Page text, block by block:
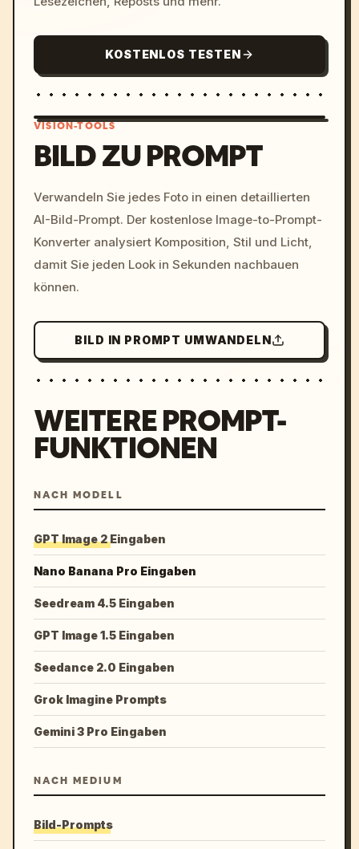
KOSTENLOS TESTEN
c, cyberpunk sunset, neon
colors, 8k --v 6.0
VISION-TOOLS
BILD ZU PROMPT
Verwandeln Sie jedes Foto in einen detaillierten
AI-Bild-Prompt. Der kostenlose Image-to-Prompt-
Konverter analysiert Komposition, Stil und Licht,
damit Sie jeden Look in Sekunden nachbauen
können.
BILD IN PROMPT UMWANDELN
WEITERE PROMPT-
FUNKTIONEN
NACH MODELL
GPT Image 2 Eingaben
Nano Banana Pro Eingaben
Seedream 4.5 Eingaben
GPT Image 1.5 Eingaben
Seedance 2.0 Eingaben
Grok Imagine Prompts
Gemini 3 Pro Eingaben
NACH MEDIUM
Bild-Prompts